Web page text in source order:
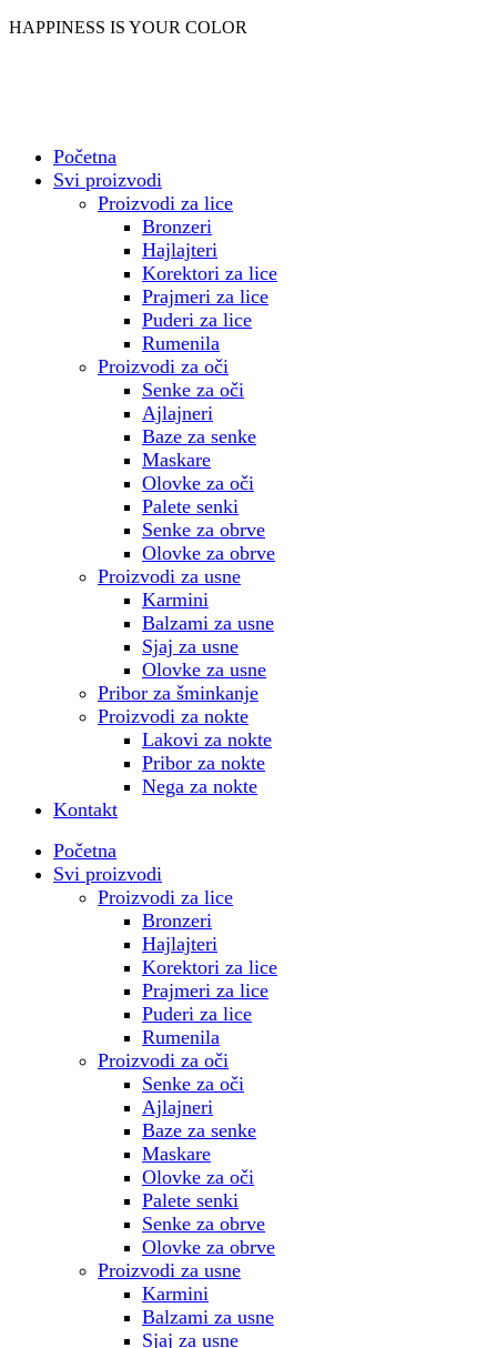
Skočite
HAPPINESS IS YOUR COLOR
Početna
Svi proizvodi
Proizvodi za lice
Bronzeri
Hajlajteri
Korektori za lice
Prajmeri za lice
Puderi za lice
Rumenila
Proizvodi za oči
Senke za oči
Ajlajneri
Baze za senke
Maskare
Olovke za oči
Palete senki
Senke za obrve
Olovke za obrve
Proizvodi za usne
Karmini
Balzami za usne
Sjaj za usne
Olovke za usne
Pribor za šminkanje
Proizvodi za nokte
Lakovi za nokte
Pribor za nokte
Nega za nokte
Kontakt
Početna
Svi proizvodi
Proizvodi za lice
Bronzeri
Hajlajteri
Korektori za lice
Prajmeri za lice
Puderi za lice
Rumenila
Proizvodi za oči
Senke za oči
Ajlajneri
Baze za senke
Maskare
Olovke za oči
Palete senki
Senke za obrve
Olovke za obrve
Proizvodi za usne
Karmini
Balzami za usne
Sjaj za usne